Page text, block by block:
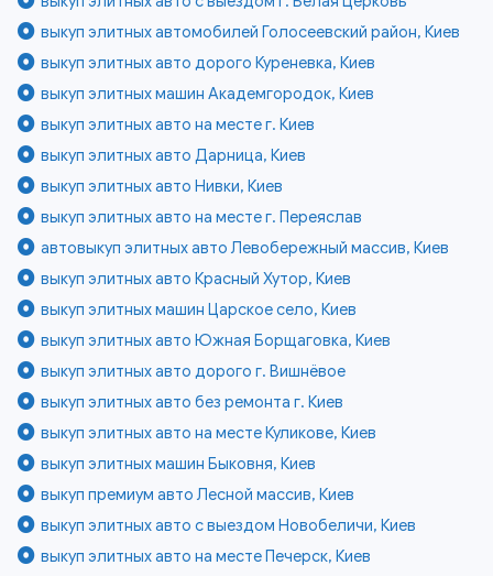
выкуп элитных автомобилей Голосеевский район, Киев
выкуп элитных авто дорого Куреневка, Киев
выкуп элитных машин Академгородок, Киев
выкуп элитных авто на месте г. Киев
выкуп элитных авто Дарница, Киев
выкуп элитных авто Нивки, Киев
выкуп элитных авто на месте г. Переяслав
автовыкуп элитных авто Левобережный массив, Киев
выкуп элитных авто Красный Хутор, Киев
выкуп элитных машин Царское село, Киев
выкуп элитных авто Южная Борщаговка, Киев
выкуп элитных авто дорого г. Вишнёвое
выкуп элитных авто без ремонта г. Киев
выкуп элитных авто на месте Куликове, Киев
выкуп элитных машин Быковня, Киев
выкуп премиум авто Лесной массив, Киев
выкуп элитных авто с выездом Новобеличи, Киев
выкуп элитных авто на месте Печерск, Киев